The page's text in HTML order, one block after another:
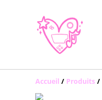
Accueil / Produits /